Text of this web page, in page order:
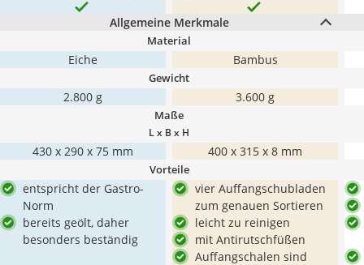
Allgemeine Merkmale
Material
Eiche Bambus
Gewicht
2.800 g 3.600 g
Maße
L x B x H
430 x 290 x 75 mm 400 x 315 x 8 mm
Vorteile
entspricht der Gastro-
Norm
bereits geölt, daher
besonders beständig
vier Auffangschubladen
zum genauen Sortieren
leicht zu reinigen
mit Antirutschfüßen
Auffangschalen sind